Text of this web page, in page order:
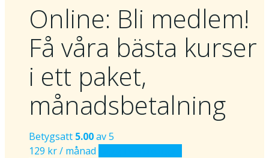
Online: Bli medlem!
Få våra bästa kurser
i ett paket,
månadsbetalning
Betygsatt 5.00av 5
129 kr/ månad